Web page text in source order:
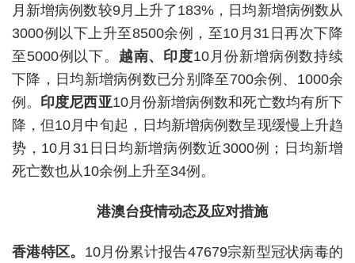
月新增病例数较9月上升了183%，日均新增病例数从
3000例以下上升至8500余例，至10月31日再次下降
至5000例以下。 越南、印度10月份新增病例数持续
下降，日均新增病例数已分别降至700余例、1000余
例。 印度尼西亚10月份新增病例数和死亡数均有所下
降，但10月中旬起，日均新增病例数呈现缓慢上升趋
势，10月31日日均新增病例数近3000例；日均新增
死亡数也从10余例上升至34例。
港澳台疫情动态及应对措施
香港特区。 10月份累计报告47679宗新型冠状病毒的